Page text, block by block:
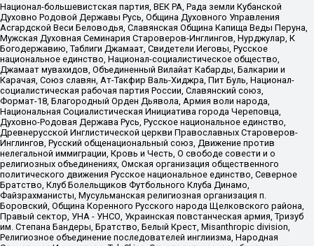
Национал-большевистская партия, ВЕК РА, Рада земли Кубанской
Духовно Родовой Державы Русь, Община Духовного Управления
Асгардской Веси Беловодья, Славянская Община Капища Веды Перуна,
Мужская Духовная Семинария Староверов-Инглингов, Нурджулар, К
Богодержавию, Таблиги Джамаат, Свидетели Иеговы, Русское
национальное единство, Национал-социалистическое общество,
Джамаат мувахидов, Объединенный Вилайат Кабарды, Балкарии и
Карачая, Союз славян, Ат-Такфир Валь-Хиджра, Пит Буль, Национал-
социалистическая рабочая партия России, Славянский союз,
Формат-18, Благородный Орден Дьявола, Армия воли народа,
Национальная Социалистическая Инициатива города Череповца,
Духовно-Родовая Держава Русь, Русское национальное единство,
Древнерусской Инглистической церкви Православных Староверов-
Инглингов, Русский общенациональный союз, Движение против
нелегальной иммиграции, Кровь и Честь, О свободе совести и о
религиозных объединениях, Омская организация общественного
политического движения Русское национальное единство, Северное
Братство, Клуб Болельщиков Футбольного Клуба Динамо,
Файзрахманисты, Мусульманская религиозная организация п.
Боровский, Община Коренного Русского народа Щелковского района,
Правый сектор, УНА - УНСО, Украинская повстанческая армия, Тризуб
им. Степана Бандеры, Братство, Белый Крест, Misanthropic division,
Религиозное объединение последователей инглиизма, Народная